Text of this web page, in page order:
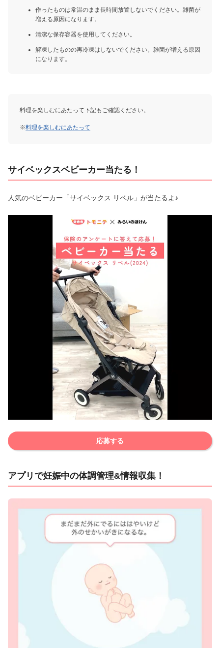
作ったものは常温のまま長時間放置しないでください。雑菌が
増える原因になります。
清潔な保存容器を使用してください。
解凍したものの再冷凍はしないでください。雑菌が増える原因
になります。
料理を楽しむにあたって下記もご確認ください。
※料理を楽しむにあたって
サイベックスベビーカー当たる！
人気のベビーカー「サイベックス リベル」が当たるよ♪
応募する
アプリで妊娠中の体調管理&情報収集！